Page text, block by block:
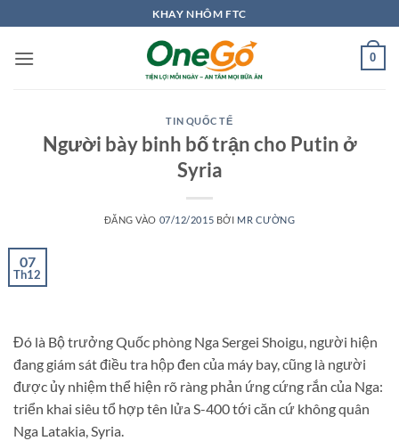
qua
nội
KHAY NHÔM FTC
0
TIN QUỐC TẾ
Người bày binh bố trận cho Putin ở
Syria
ĐĂNG VÀO 07/12/2015 BỞI MR CƯỜNG
07
Th12
Đó là Bộ trưởng Quốc phòng Nga Sergei Shoigu, người hiện
đang giám sát điều tra hộp đen của máy bay, cũng là người
được ủy nhiệm thể hiện rõ ràng phản ứng cứng rắn của Nga:
triển khai siêu tổ hợp tên lửa S-400 tới căn cứ không quân
Nga Latakia, Syria.